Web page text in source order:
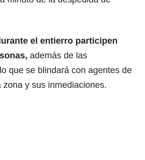
el entierro participen
además de las
que se blindará con agentes de
zona y sus inmediaciones.